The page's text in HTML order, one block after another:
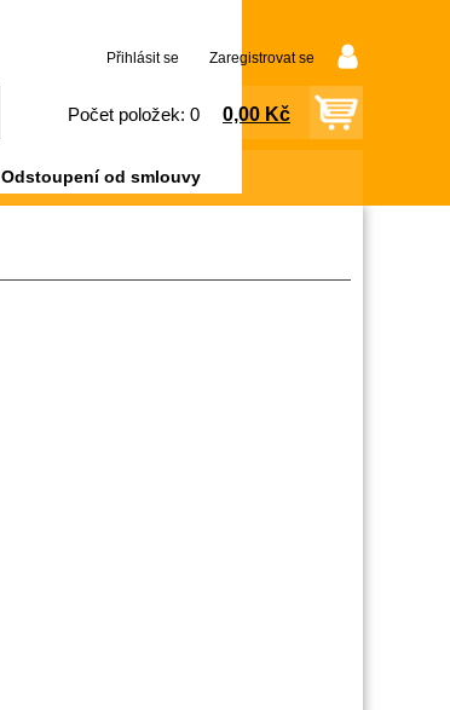
Přihlásit se Zaregistrovat se
Počet položek: 0 0,00 Kč
Odstoupení od smlouvy